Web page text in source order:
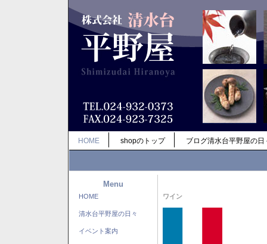
HOME shopのトップ ブログ清水台平野屋の日
Menu
HOME
清水台平野屋の日々
イベント案内
ワイン